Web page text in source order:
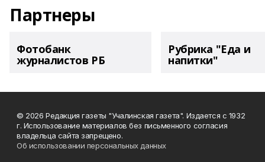
Партнеры
Фотобанк
журналистов РБ
Рубрика "Еда и
напитки"
© 2026 Редакция газеты "Учалинская газета". Издается с 1932
г. Использование материалов без письменного согласия
владельца сайта запрещено.
Об использовании персональных данных